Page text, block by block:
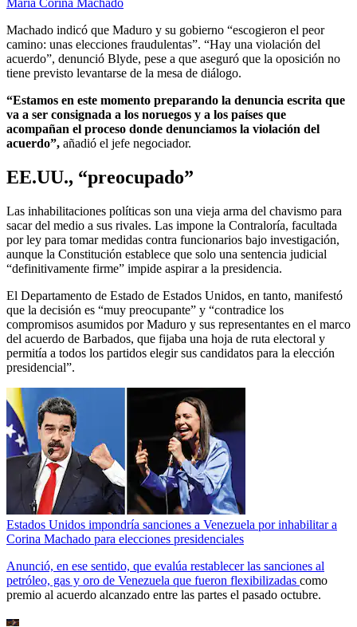
María Corina Machado
Machado indicó que Maduro y su gobierno “escogieron el peor
camino: unas elecciones fraudulentas”. “Hay una violación del
acuerdo”, denunció Blyde, pese a que aseguró que la oposición no
tiene previsto levantarse de la mesa de diálogo.
“Estamos en este momento preparando la denuncia escrita que
va a ser consignada a los noruegos y a los países que
acompañan el proceso donde denunciamos la violación del
acuerdo”, añadió el jefe negociador.
EE.UU., “preocupado”
Las inhabilitaciones políticas son una vieja arma del chavismo para
sacar del medio a sus rivales. Las impone la Contraloría, facultada
por ley para tomar medidas contra funcionarios bajo investigación,
aunque la Constitución establece que solo una sentencia judicial
“definitivamente firme” impide aspirar a la presidencia.
El Departamento de Estado de Estados Unidos, en tanto, manifestó
que la decisión es “muy preocupante” y “contradice los
compromisos asumidos por Maduro y sus representantes en el marco
del acuerdo de Barbados, que fijaba una hoja de ruta electoral y
permitía a todos los partidos elegir sus candidatos para la elección
presidencial”.
Estados Unidos impondría sanciones a Venezuela por inhabilitar a
Corina Machado para elecciones presidenciales
Anunció, en ese sentido, que evalúa restablecer las sanciones al
petróleo, gas y oro de Venezuela que fueron flexibilizadas como
premio al acuerdo alcanzado entre las partes el pasado octubre.